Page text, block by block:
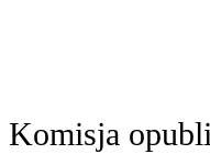
Komisja